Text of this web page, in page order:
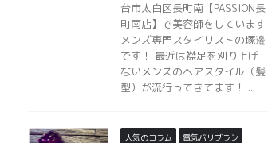
台市太白区長町南【PASSION長
町南店】で美容師をしています
メンズ専門スタイリストの塚邉
です！ 最近は襟足を刈り上げ
ないメンズのヘアスタイル（髪
型）が流行ってきてます！ ...
人気のコラム 電気バリブラシ